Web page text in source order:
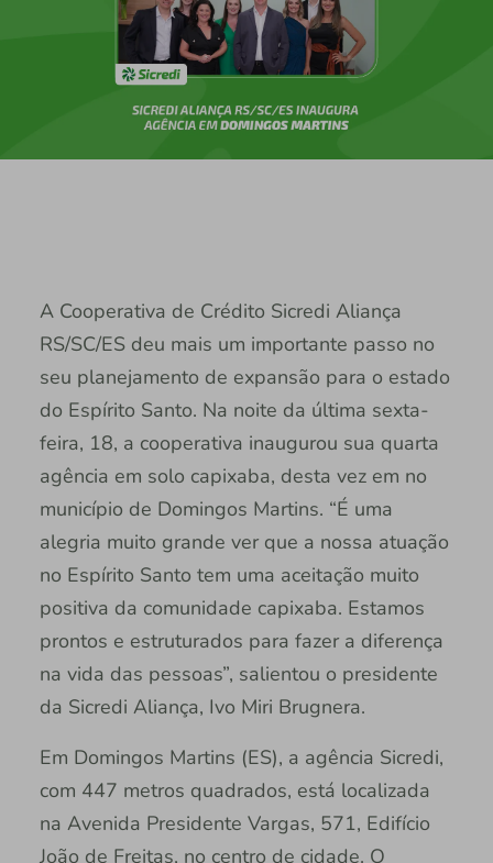
A Cooperativa de Crédito Sicredi Aliança
RS/SC/ES deu mais um importante passo no
seu planejamento de expansão para o estado
do Espírito Santo. Na noite da última sexta-
feira, 18, a cooperativa inaugurou sua quarta
agência em solo capixaba, desta vez em no
município de Domingos Martins. “É uma
alegria muito grande ver que a nossa atuação
no Espírito Santo tem uma aceitação muito
positiva da comunidade capixaba. Estamos
prontos e estruturados para fazer a diferença
na vida das pessoas”, salientou o presidente
da Sicredi Aliança, Ivo Miri Brugnera.
Em Domingos Martins (ES), a agência Sicredi,
com 447 metros quadrados, está localizada
na Avenida Presidente Vargas, 571, Edifício
João de Freitas, no centro de cidade. O